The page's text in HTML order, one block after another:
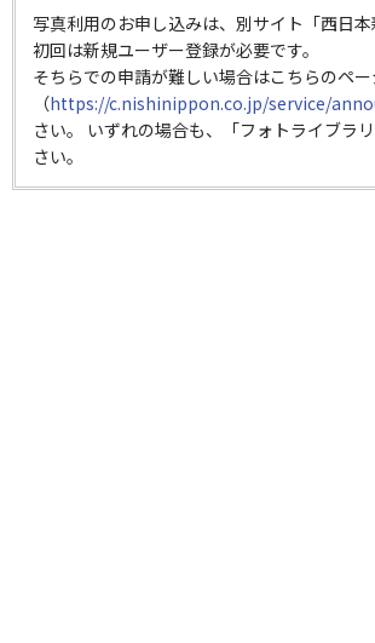
写真利用のお申し込みは、別サイト「西日
初回は新規ユーザー登録が必要です。
そちらでの申請が難しい場合はこちらのペー
（https://c.nishinippon.co.jp/service/
さい。 いずれの場合も、「フォトライブラ
さい。